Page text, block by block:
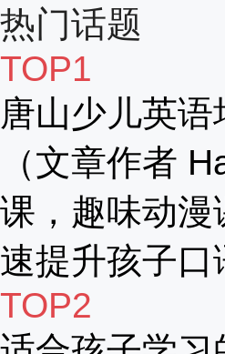
热门话题
TOP1
唐山少儿英
（文章作者
课，趣味动
速提升孩子口
TOP2